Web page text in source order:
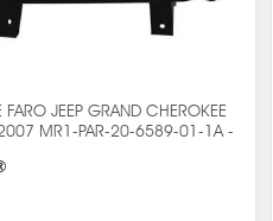
FARO JEEP GRAND CHEROKEE
MR1-PAR-20-6589-01-1A -